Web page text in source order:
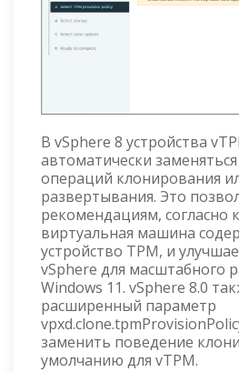
В vSphere 8 устройства
автоматически
операций клонирования
развертывания. Это
рекомендациям, согласно
виртуальная машина
устройство TPM, и
vSphere для масштабного
Windows 11. vSphere 8.0
расширенный параметр
заменить поведение
умолчанию для vTPM.